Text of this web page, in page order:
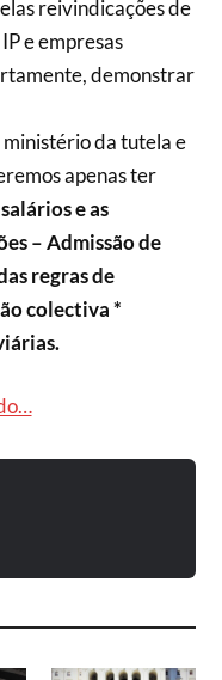
reivindicações de
e empresas
demonstrar
da tutela e
apenas ter
e as
– Admissão de
regras de
colectiva *